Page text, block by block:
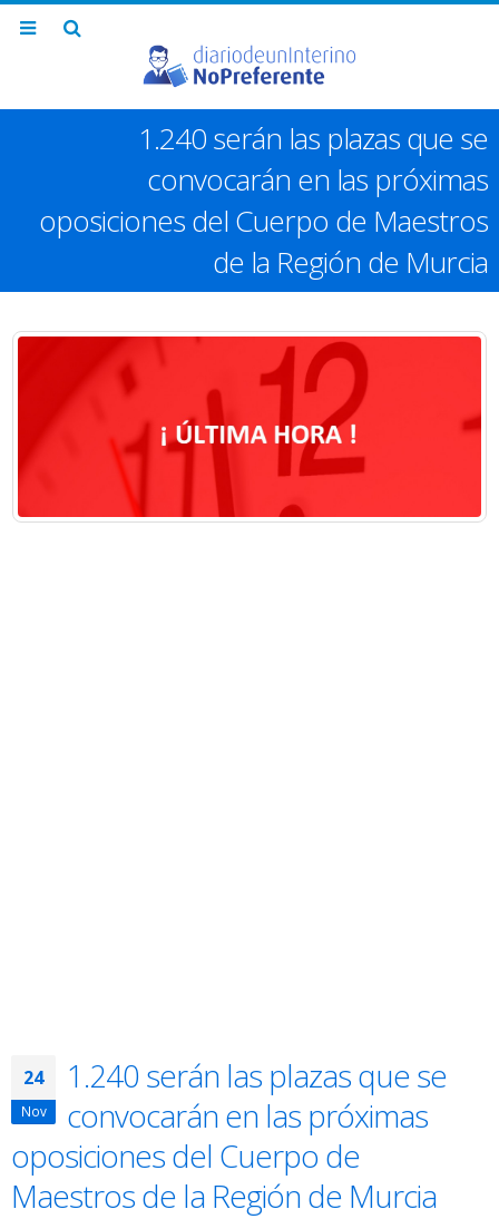
1.240 serán las plazas que se
convocarán en las próximas
oposiciones del Cuerpo de Maestros
de la Región de Murcia
24
Nov
1.240 serán las plazas que se
convocarán en las próximas
oposiciones del Cuerpo de
Maestros de la Región de Murcia